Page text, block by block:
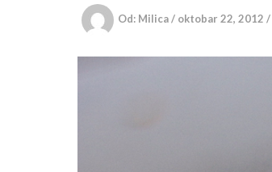
Od: Milica/ oktobar 22, 2012 /